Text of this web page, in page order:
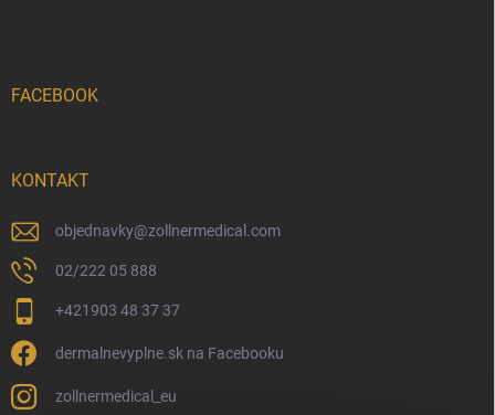
FACEBOOK
KONTAKT
objednavky@zollnermedical.com
02/222 05 888
+421903 48 37 37
dermalnevyplne.sk na Facebooku
zollnermedical_eu